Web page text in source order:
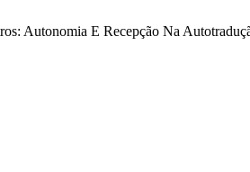
Autonomia E Recepção Na